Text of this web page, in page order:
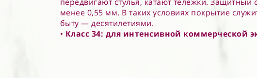
менее 0,55 мм. В таких условиях покрытие
быту — десятилетиями.
• Класс 34: для интенсивной коммерческой